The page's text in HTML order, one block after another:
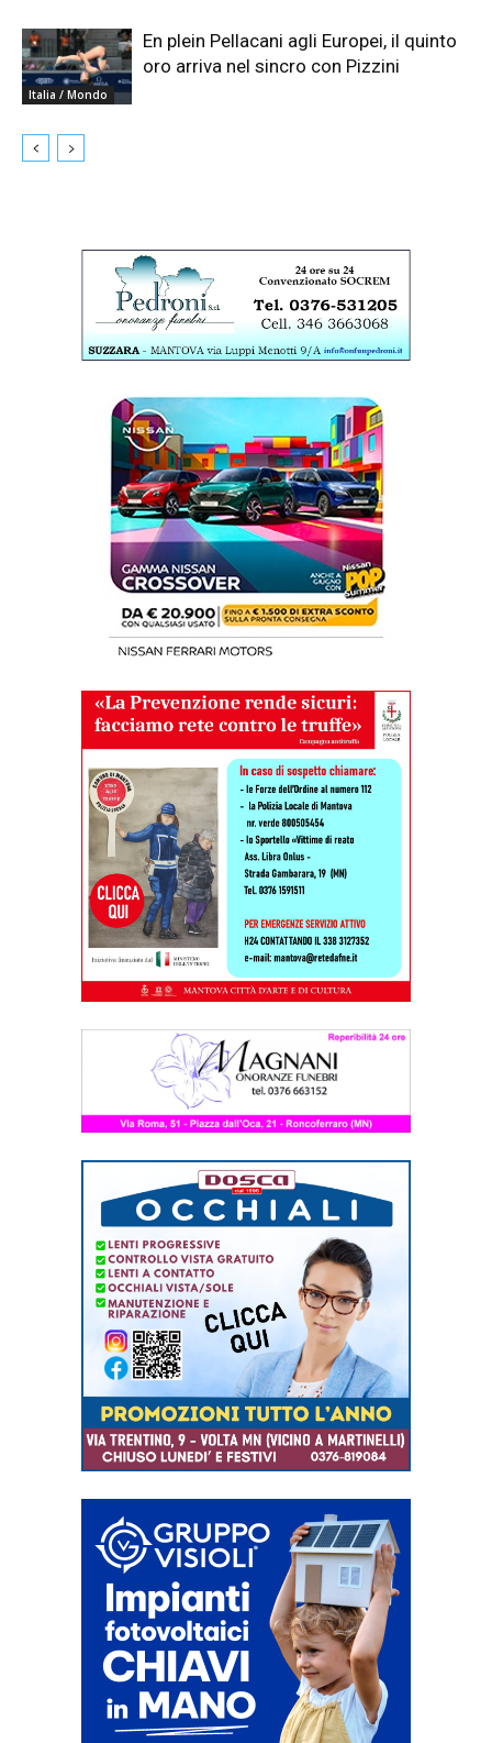
Italia / Mondo
En plein Pellacani agli Europei, il quinto
oro arriva nel sincro con Pizzini